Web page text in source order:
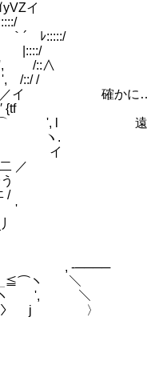
イ
ﾚ:::::/
::∧
/::/ /
かに……籠城戦
陣営も拠
ヽ.
イ
/
'
__ , -────
＿≦⌒ヽ ＼
ﾆﾆﾆﾆヽ ', ＼
ﾆﾆﾆ=〉 j 〉